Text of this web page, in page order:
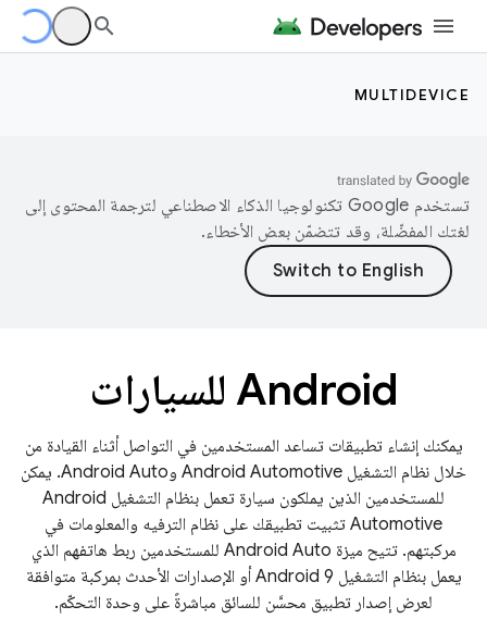
MULTIDEVICE
تستخدم Google تكنولوجيا الذكاء الاصطناعي لترجمة المحتوى إلى
لغتك المفضّلة، وقد تتضمّن بعض الأخطاء.
‫Android للسيارات
يمكنك إنشاء تطبيقات تساعد المستخدمين في التواصل أثناء القيادة من
خلال نظام التشغيل Android Automotive وAndroid Auto. يمكن
للمستخدمين الذين يملكون سيارة تعمل بنظام التشغيل Android
Automotive تثبيت تطبيقك على نظام الترفيه والمعلومات في
مركبتهم. تتيح ميزة Android Auto للمستخدمين ربط هاتفهم الذي
يعمل بنظام التشغيل Android 9 أو الإصدارات الأحدث بمركبة متوافقة
لعرض إصدار تطبيق محسَّن للسائق مباشرةً على وحدة التحكّم.